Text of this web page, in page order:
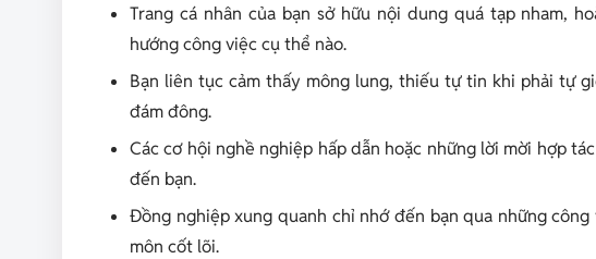
Trang cá nhân của bạn sở hữu nội dung quá tạp nham,
hướng công việc cụ thể nào.
Bạn liên tục cảm thấy mông lung, thiếu tự tin khi phải tự
đám đông.
Các cơ hội nghề nghiệp hấp dẫn hoặc những lời mời hợp
đến bạn.
Đồng nghiệp xung quanh chỉ nhớ đến bạn qua những
môn cốt lõi.